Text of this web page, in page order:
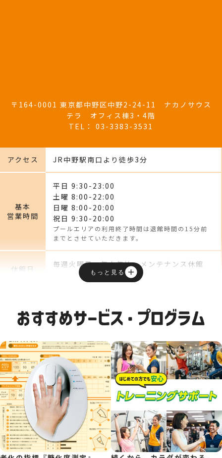
〒164-0001 東京都中野区中野2-24-11 ナカノサウス
テラ オフィス棟3・4階
TEL： 03-3383-3531
アクセス JR中野駅南口より徒歩3分
基本
営業時間
平日 9:30 -23:00
土曜 8:00 -22:00
日曜 8:00 -20:00
祝日 9:30 -20:00
プールエリアの利用終了時間は退館時間の15分前
までとさせていただきます。
休館日
毎週火曜日、年末年始、メンテナンス休館
※ジムエリア休館：毎週火曜 9:30 ～ 18:00
フロント
受付時間
土曜 10:00-20:00
日曜 10:00-18:00
祝日 10:00-18:00
受付時間です。
ジムエリア
営業時間
24時間
※基本営業時間以外はスタッフが常駐しない
セルフジムとなります。
駐車場 専用駐車場はございません
以下の駐車場が利用できます。
※会員専用の駐輪場ではありません
もっと見る